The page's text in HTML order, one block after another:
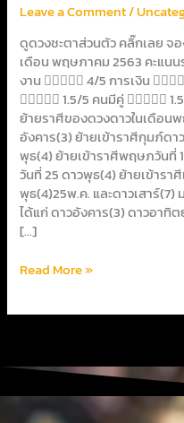
Leave a Comment/
ดูดวงชะตาส่วนตัว คลิ๊กเลย จ
เดือน พฤษภาคม 2563 คะแน
งาน  4/5 การเงิน
 1.5/5 คนมีคู่ 
ย้ายราศีของดวงดาวในเดือน
อังคาร(3) ย้ายเข้าราศีกุมภ์ดา
พุธ(4) ย้ายเข้าราศีพฤษภวันที่
วันที่ 25 ดาวพุธ(4) ย้ายเข้ารา
พุธ(4)25พ.ค. และดาวเสาร์
ได้แก่ ดาวอังคาร(3) ดาวอาทิ
[…]
เดือน
พฤษภาคม2563
Read More »